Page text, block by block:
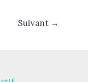
Suivant →